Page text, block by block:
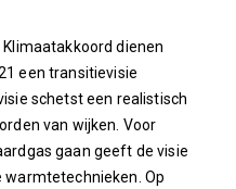
dienen
een transitievisie
schetst een realistisch
van wijken. Voor
gaan geeft de visie
Op